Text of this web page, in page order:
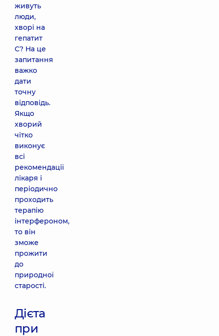
живуть
люди,
хворі на
гепатит
C? На це
запитання
важко
дати
точну
відповідь.
Якщо
хворий
чітко
виконує
всі
рекомендації
лікаря і
періодично
проходить
терапію
інтерфероном,
то він
зможе
прожити
до
природної
старості.
Дієта
при